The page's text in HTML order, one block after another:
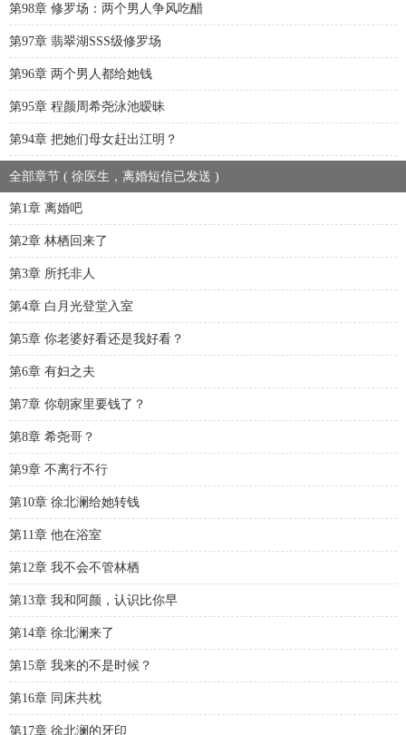
第98章 修罗场：两个男人争风吃醋
第97章 翡翠湖SSS级修罗场
第96章 两个男人都给她钱
第95章 程颜周希尧泳池暧昧
第94章 把她们母女赶出江明？
全部章节 ( 徐医生，离婚短信已发送 )
第1章 离婚吧
第2章 林栖回来了
第3章 所托非人
第4章 白月光登堂入室
第5章 你老婆好看还是我好看？
第6章 有妇之夫
第7章 你朝家里要钱了？
第8章 希尧哥？
第9章 不离行不行
第10章 徐北澜给她转钱
第11章 他在浴室
第12章 我不会不管林栖
第13章 我和阿颜，认识比你早
第14章 徐北澜来了
第15章 我来的不是时候？
第16章 同床共枕
第17章 徐北澜的牙印